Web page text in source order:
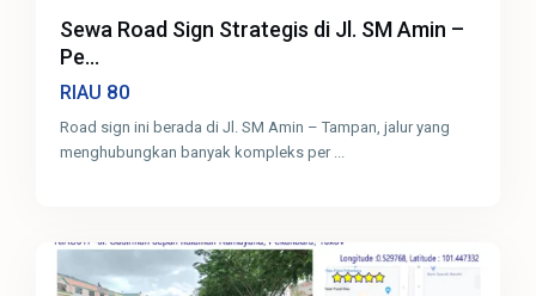
Sewa Road Sign Strategis di Jl. SM Amin –
Pe...
RIAU 80
Road sign ini berada di Jl. SM Amin – Tampan, jalur yang
menghubungkan banyak kompleks per